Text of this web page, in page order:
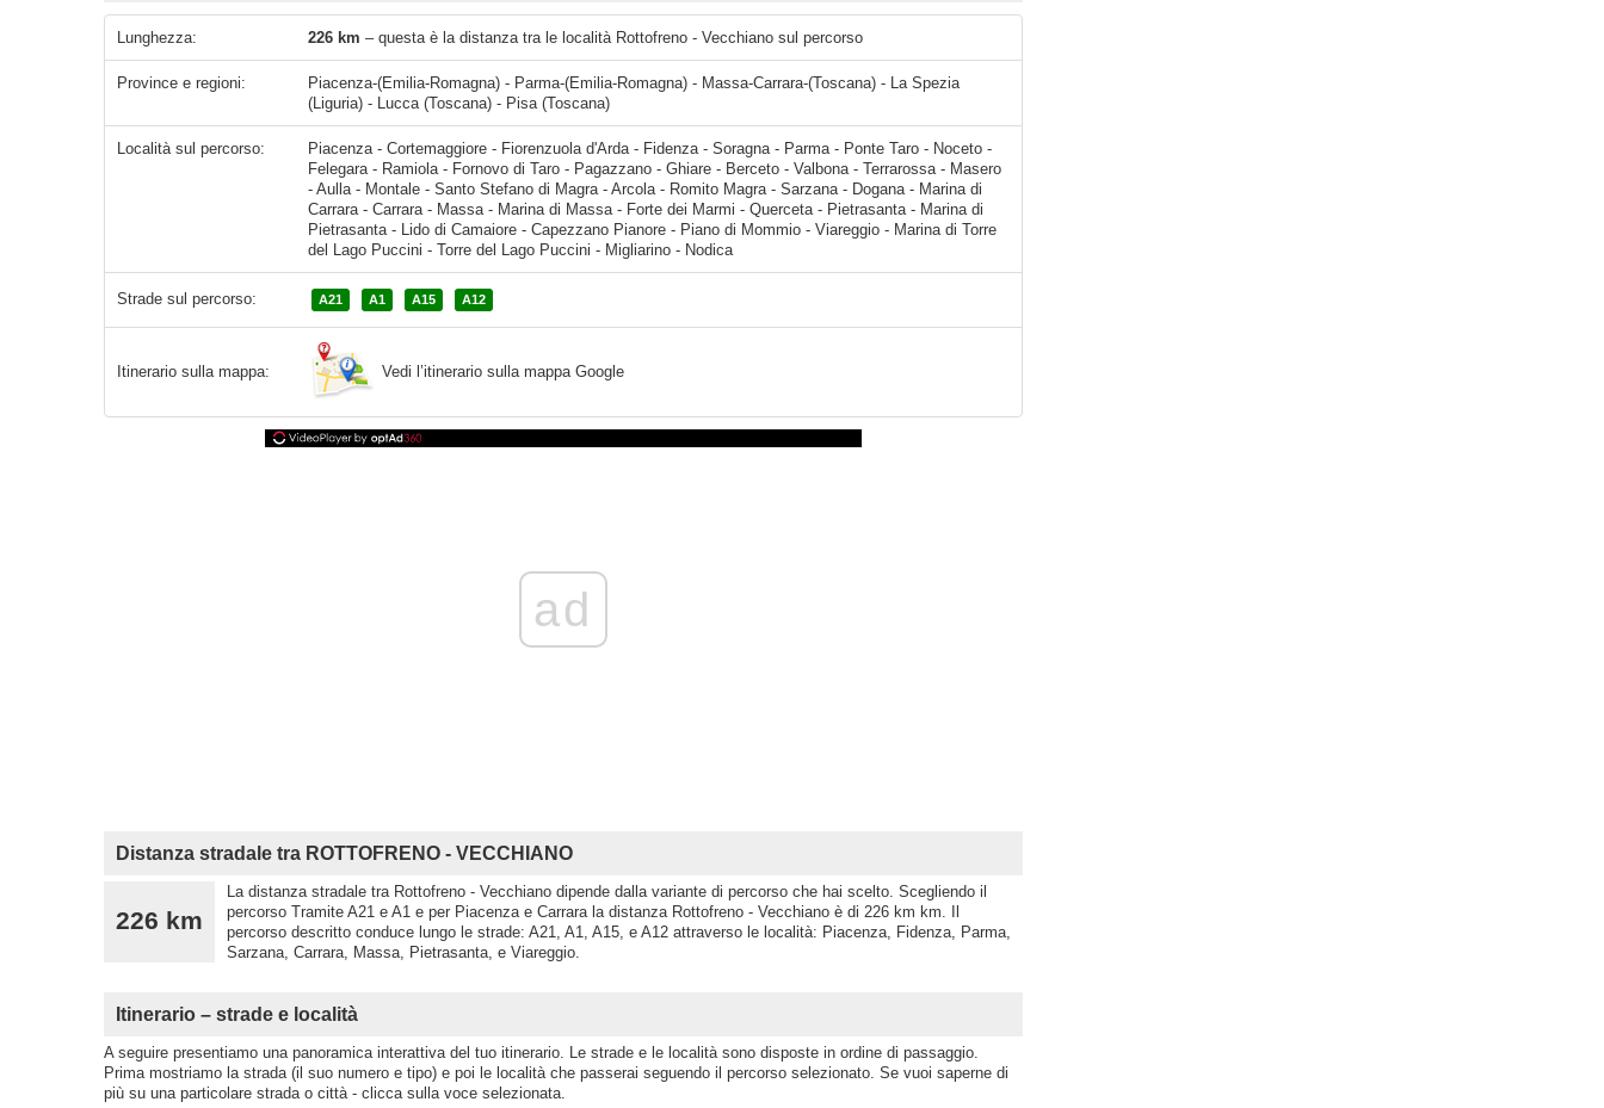
Lunghezza: 226 km – questa è la distanza tra le località Rottofreno - Vecchiano sul percorso
Province e regioni:
Piacenza-(Emilia-Romagna) - Parma-(Emilia-Romagna) - Massa-Carrara-(Toscana) - La Spezia
(Liguria) - Lucca (Toscana) - Pisa (Toscana)
Località sul percorso: Piacenza - Cortemaggiore - Fiorenzuola d'Arda - Fidenza - Soragna - Parma - Ponte Taro - Noceto - Felegara - Ramiola - Fornovo di Taro - Pagazzano - Ghiare - Berceto - Valbona - Terrarossa - Masero - Aulla - Montale - Santo Stefano di Magra - Arcola - Romito Magra - Sarzana - Dogana - Marina di Carrara - Carrara - Massa - Marina di Massa - Forte dei Marmi - Querceta - Pietrasanta - Marina di Pietrasanta - Lido di Camaiore - Capezzano Pianore - Piano di Mommio - Viareggio - Marina di Torre del Lago Puccini -
Strade sul percorso: A21 A1 A15 A12
Itinerario sulla mappa: Vedi l’itinerario sulla mappa Google
ad
Distanza stradale tra ROTTOFRENO - VECCHIANO
226 km
La distanza stradale tra Rottofreno - Vecchiano dipende dalla variante di percorso che hai scelto. Scegliendo il
percorso Tramite A21 e A1 e per Piacenza e Carrara la distanza Rottofreno - Vecchiano è di 226 km km. Il
percorso descritto conduce lungo le strade: A21, A1, A15, e A12 attraverso le località: Piacenza, Fidenza, Parma,
Sarzana, Carrara, Massa, Pietrasanta, e Viareggio.
Itinerario – strade e località
A seguire presentiamo una panoramica interattiva del tuo itinerario. Le strade e le località sono disposte in ordine di passaggio.
Prima mostriamo la strada (il suo numero e tipo) e poi le località che passerai seguendo il percorso selezionato. Se vuoi saperne di
più su una particolare strada o città - clicca sulla voce selezionata.